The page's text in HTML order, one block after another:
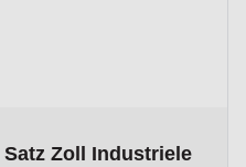
Zoll Industriele
chosen on the product page